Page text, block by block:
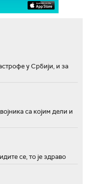
у Србији, и за
са којим дели и
се, то је здраво